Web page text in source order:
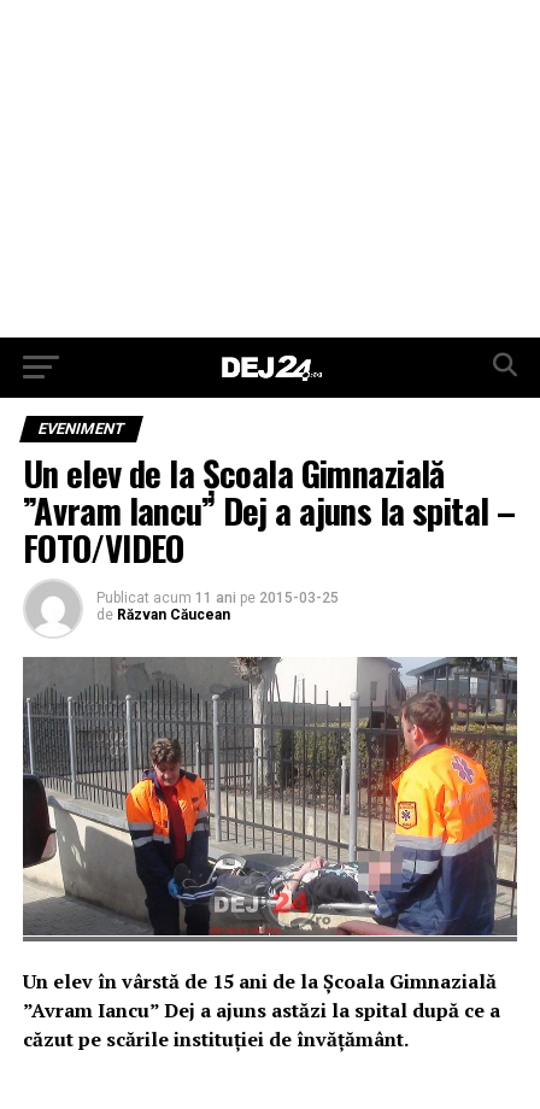
EVENIMENT
Un elev de la Școala Gimnazială
”Avram Iancu” Dej a ajuns la spital –
FOTO/VIDEO
Publicat acum 11 ani pe 2015-03-25
de Răzvan Căucean
Un elev în vârstă de 15 ani de la Școala Gimnazială
”Avram Iancu” Dej a ajuns astăzi la spital după ce a
căzut pe scările instituției de învățământ.